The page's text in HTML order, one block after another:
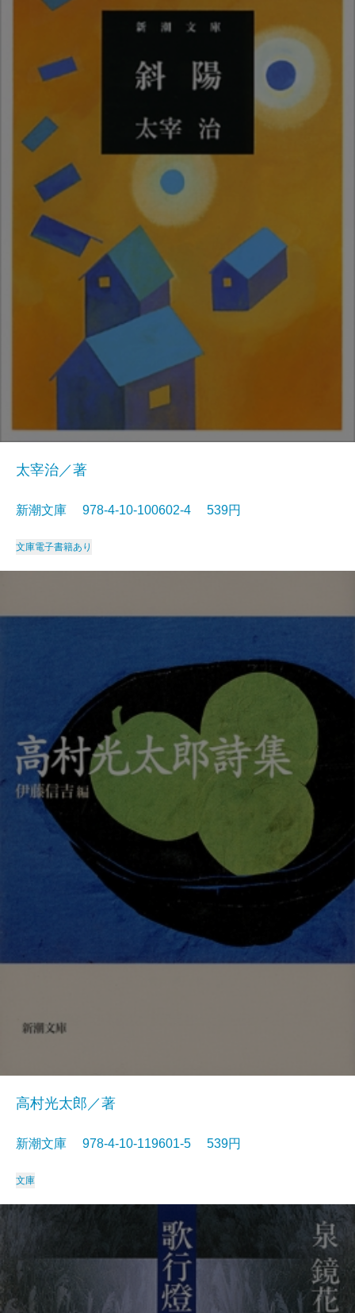
太宰治／著
新潮文庫 978-4-10-100602-4 539円
文庫電子書籍あり
高村光太郎／著
新潮文庫 978-4-10-119601-5 539円
文庫